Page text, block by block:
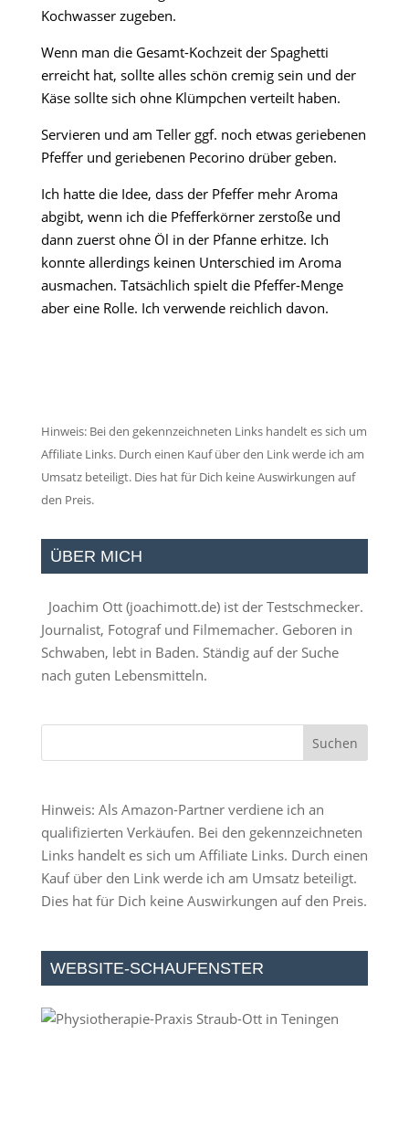
Kochwasser zugeben.
Wenn man die Gesamt-Kochzeit der Spaghetti
erreicht hat, sollte alles schön cremig sein und der
Käse sollte sich ohne Klümpchen verteilt haben.
Servieren und am Teller ggf. noch etwas geriebenen
Pfeffer und geriebenen Pecorino drüber geben.
Ich hatte die Idee, dass der Pfeffer mehr Aroma
abgibt, wenn ich die Pfefferkörner zerstoße und
dann zuerst ohne Öl in der Pfanne erhitze. Ich
konnte allerdings keinen Unterschied im Aroma
ausmachen. Tatsächlich spielt die Pfeffer-Menge
aber eine Rolle. Ich verwende reichlich davon.
Hinweis: Bei den gekennzeichneten Links handelt es sich um
Affiliate Links. Durch einen Kauf über den Link werde ich am
Umsatz beteiligt. Dies hat für Dich keine Auswirkungen auf
den Preis.
ÜBER MICH
Joachim Ott (joachimott.de) ist der Testschmecker.
Journalist, Fotograf und Filmemacher. Geboren in
Schwaben, lebt in Baden. Ständig auf der Suche
nach guten Lebensmitteln.
Hinweis: Als Amazon-Partner verdiene ich an
qualifizierten Verkäufen. Bei den gekennzeichneten
Links handelt es sich um Affiliate Links. Durch einen
Kauf über den Link werde ich am Umsatz beteiligt.
Dies hat für Dich keine Auswirkungen auf den Preis.
WEBSITE-SCHAUFENSTER